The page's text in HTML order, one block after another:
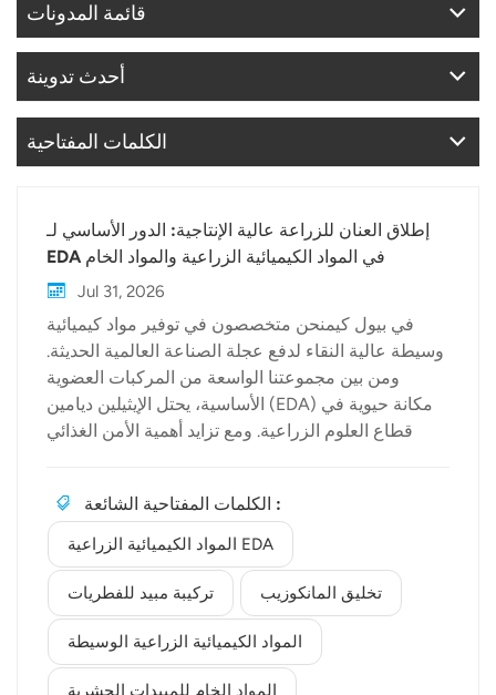
Español
قائمة المدونات
أحدث تدوينة
الكلمات المفتاحية
إطلاق العنان للزراعة عالية الإنتاجية: الدور الأساسي لـ
EDA في المواد الكيميائية الزراعية والمواد الخام
للمبيدات الحشرية
Jul 31, 2026
في بيول كيمنحن متخصصون في توفير مواد كيميائية
وسيطة عالية النقاء لدفع عجلة الصناعة العالمية الحديثة.
ومن بين مجموعتنا الواسعة من المركبات العضوية
الأساسية، يحتل الإيثيلين ديامين (EDA) مكانة حيوية في
قطاع العلوم الزراعية. ومع تزايد أهمية الأمن الغذائي
والمصنعين على تطوير حلول فعالة وعالية الإنتاجية
لحماية المحاصيل.في مجال حماية المحاصيل الحديثة،
يستخدم البوليامين تتجاوز فوائد EDA التفاعلات الكيميائية
الأساسية بكثير. فبنيتها ثنائية الوظيفة التي تجمع بين
الأمينين تجعلها جسراً تفاعلياً رئيسياً لتخليق جزيئات
كيميائية زراعية معقدة. فيما يلي، نستعرض الأدوار
الأساسية التي تؤديها EDA في تركيبات المبيدات الزراعية
الكلمات المفتاحية الشائعة :
المواد الكيميائية الزراعية EDA
تركيبة مبيد للفطريات تخليق المانكوزيب
المواد الكيميائية الزراعية الوسيطة
المواد الخام للمبيدات الحشرية